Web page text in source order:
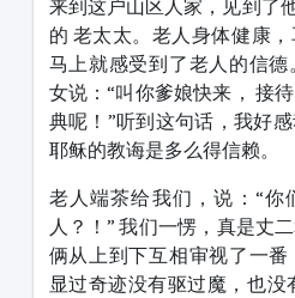
来到这户山区人家，见到了
的 老太太。老人身体健康
马上就感受到了老人的信
女说：“叫你爹娘快来， 接
典呢！”听到这句话，我好
耶稣的教诲是多么得信赖。
老人端茶给我们，说：“你
人？！” 我们一愣，真是丈
俩从上到下互相审视了一
显过奇迹没有驱过魔，也